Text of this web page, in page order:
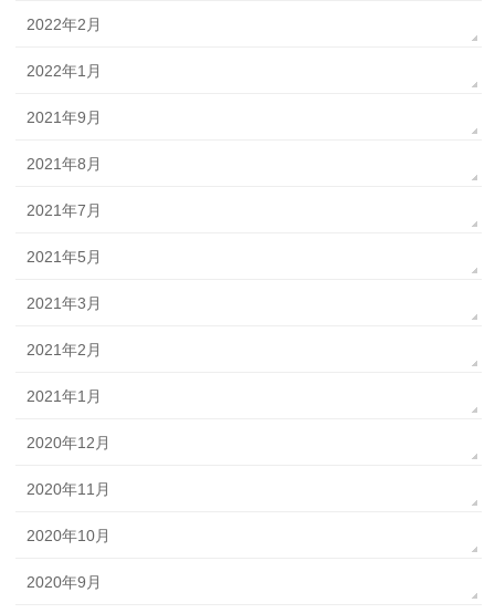
2022年2月
2022年1月
2021年9月
2021年8月
2021年7月
2021年5月
2021年3月
2021年2月
2021年1月
2020年12月
2020年11月
2020年10月
2020年9月